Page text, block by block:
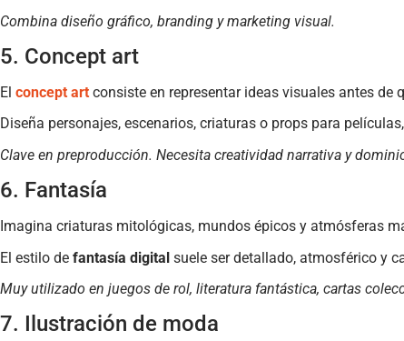
Combina diseño gráfico, branding y marketing visual.
5. Concept art
El concept art consiste en representar ideas visuales antes de
Diseña personajes, escenarios, criaturas o props para
Clave en preproducción. Necesita creatividad narrativa y
6. Fantasía
Imagina criaturas mitológicas, mundos épicos y atmósferas
El estilo de fantasía digital suele ser detallado, atmosférico y
Muy utilizado en juegos de rol, literatura fantástica, cartas
7. Ilustración de moda